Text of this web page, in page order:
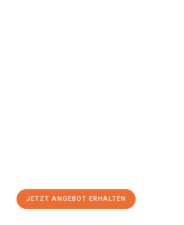
JETZT ANGEBOT ERHALTEN